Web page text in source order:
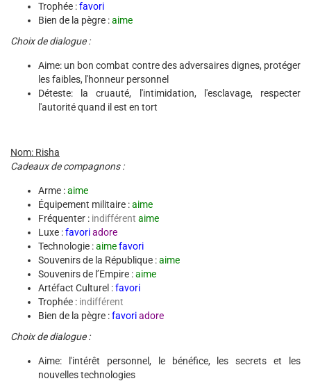
Trophée :favori
Bien de la pègre :aime
Choix de dialogue :
Aime: un bon combat contre des adversaires dignes, protéger
les faibles, l'honneur personnel
Déteste: la cruauté, l'intimidation, l'esclavage, respecter
l'autorité quand il est en tort
Nom: Risha
Cadeaux de compagnons :
Arme :aime
Équipement militaire :aime
Fréquenter : indifférent aime
Luxe :favoriadore
Technologie :aimefavori
Souvenirs de la République :aime
Souvenirs de l’Empire :aime
Artéfact Culturel :favori
Trophée : indifférent
Bien de la pègre :favoriadore
Choix de dialogue :
Aime: l'intérêt personnel, le bénéfice, les secrets et les
nouvelles technologies